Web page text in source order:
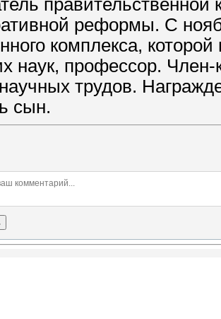
реформы. С
комплекса,
наук, профессор.
трудов.
сын.